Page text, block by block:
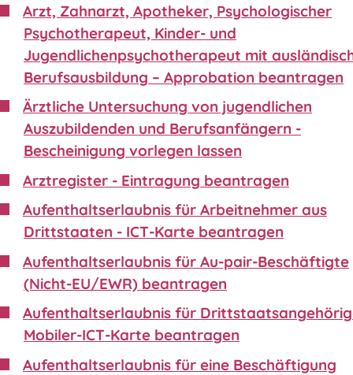
Arzt, Zahnarzt, Apotheker, Psychologischer
Psychotherapeut, Kinder- und
Jugendlichenpsychotherapeut mit
Berufsausbildung – Approbation beantragen
Ärztliche Untersuchung von jugendlichen
Auszubildenden und Berufsanfängern -
Bescheinigung vorlegen lassen
Arztregister - Eintragung beantragen
Aufenthaltserlaubnis für Arbeitnehmer aus
Drittstaaten - ICT-Karte beantragen
Aufenthaltserlaubnis für Au-pair-Beschäftigte
(Nicht-EU/EWR) beantragen
Aufenthaltserlaubnis für
Mobiler-ICT-Karte beantragen
Aufenthaltserlaubnis für eine Beschäftigung